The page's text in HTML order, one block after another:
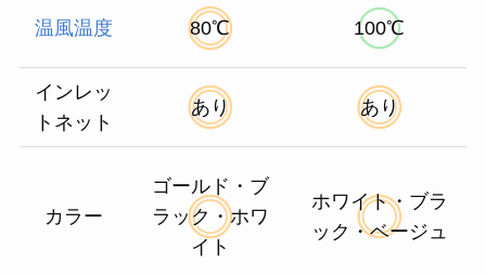
温風温度 80℃ 100℃
インレッ
トネット
あり あり
カラー
ゴールド・ブ
ラック・ホワ
イト
ホワイト・ブラ
ック・ベージュ